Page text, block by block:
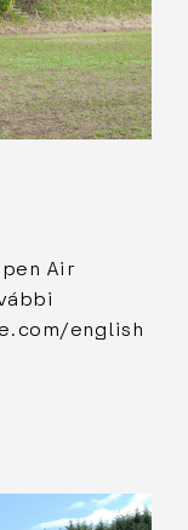
Air
english